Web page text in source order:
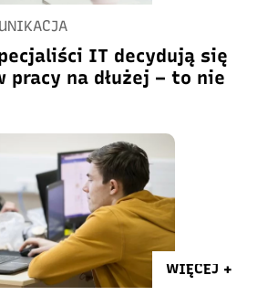
IT decydują się
pracy na dłużej – to nie
WIĘCEJ +